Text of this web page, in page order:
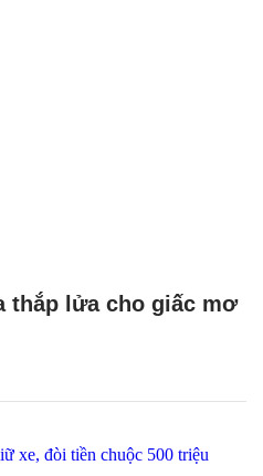
thắp lửa cho giấc mơ